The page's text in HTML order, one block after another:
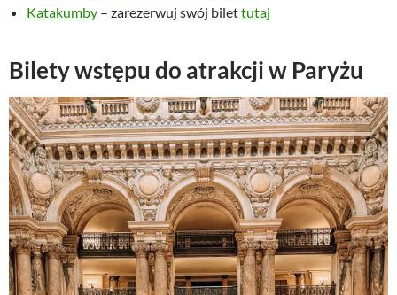
Katakumby – zarezerwuj swój bilettutaj
Bilety wstępu do atrakcji w Paryżu